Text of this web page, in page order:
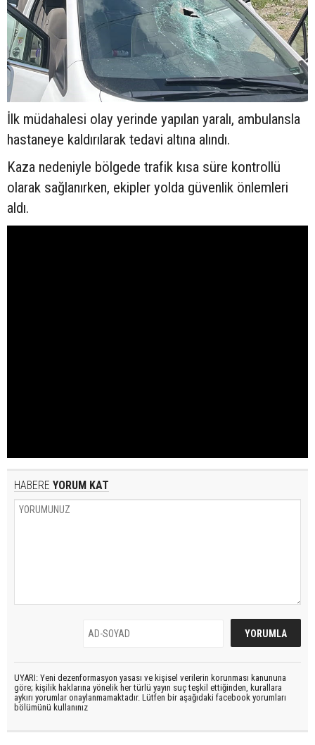
İlk müdahalesi olay yerinde yapılan yaralı, ambulansla
hastaneye kaldırılarak tedavi altına alındı.
Kaza nedeniyle bölgede trafik kısa süre kontrollü
olarak sağlanırken, ekipler yolda güvenlik önlemleri
aldı.
HABERE YORUM KAT
UYARI: Yeni dezenformasyon yasası ve kişisel verilerin korunması kanununa
göre; kişilik haklarına yönelik her türlü yayın suç teşkil ettiğinden, kurallara
aykırı yorumlar onaylanmamaktadır. Lütfen bir aşağıdaki facebook yorumları
bölümünü kullanınız